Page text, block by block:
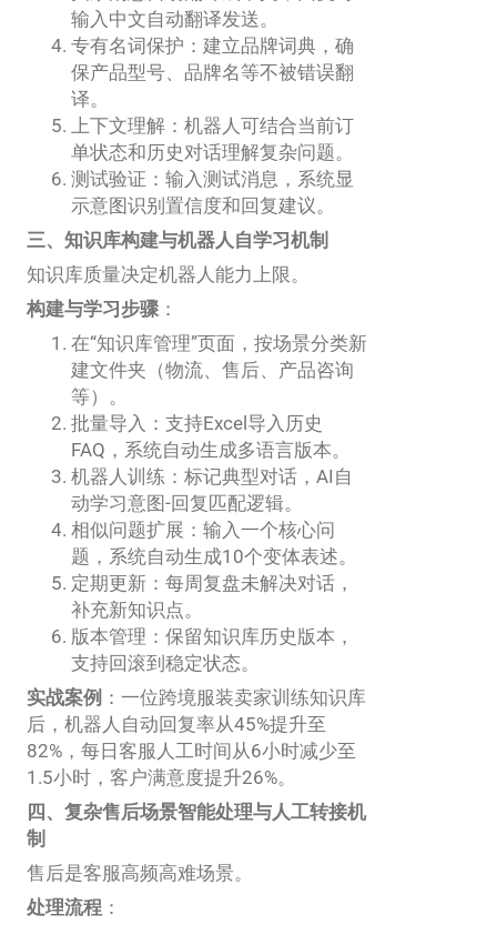
输入中文自动翻译发送。
专有名词保护：建立品牌词典，确
保产品型号、品牌名等不被错误翻
译。
上下文理解：机器人可结合当前订
单状态和历史对话理解复杂问题。
测试验证：输入测试消息，系统显
示意图识别置信度和回复建议。
三、知识库构建与机器人自学习机制
知识库质量决定机器人能力上限。
构建与学习步骤 ：
在“知识库管理”页面，按场景分类新
建文件夹（物流、售后、产品咨询
等）。
批量导入：支持Excel导入历史
FAQ，系统自动生成多语言版本。
机器人训练：标记典型对话，AI自
动学习意图-回复匹配逻辑。
相似问题扩展：输入一个核心问
题，系统自动生成10个变体表述。
定期更新：每周复盘未解决对话，
补充新知识点。
版本管理：保留知识库历史版本，
支持回滚到稳定状态。
实战案例 ：一位跨境服装卖家训练知识库
后，机器人自动回复率从45%提升至
82%，每日客服人工时间从6小时减少至
1.5小时，客户满意度提升26%。
四、复杂售后场景智能处理与人工转接机
制
售后是客服高频高难场景。
处理流程 ：